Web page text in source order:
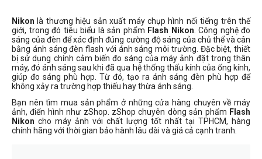
Nikon là thương hiệu sản xuất máy chụp hình nổi tiếng trên thế
giới, trong đó tiêu biểu là sản phẩm Flash Nikon . Công nghệ đo
sáng của đèn để xác định đúng cường độ sáng của chủ thể và cân
bằng ánh sáng đèn flash với ánh sáng môi trường. Đặc biệt, thiết
bị sử dụng chính cảm biến đo sáng của máy ảnh đặt trong thân
máy, đó ánh sáng sau khi đã qua hệ thống thấu kính của ống kính,
giúp đo sáng phù hợp. Từ đó, tạo ra ánh sáng đèn phù hợp để
không xảy ra trường hợp thiếu hay thừa ánh sáng.
Bạn nên tìm mua sản phẩm ở những cửa hàng chuyên về máy
ảnh, điển hình như zShop. zShop chuyên dòng sản phẩm Flash
Nikon cho máy ảnh với chất lượng tốt nhất tại TPHCM, hàng
chính hãng với thời gian bảo hành lâu dài và giá cả cạnh tranh.